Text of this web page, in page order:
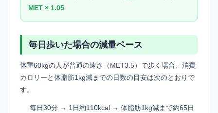
MET × 1.05
毎日歩いた場合の減量ペース
体重60kgの人が普通の速さ（MET3.5）で歩く場合、消費
カロリーと体脂肪1kg減までの日数の目安は次のとおりで
す。
毎日30分 → 1日約110kcal → 体脂肪1kg減まで約65日